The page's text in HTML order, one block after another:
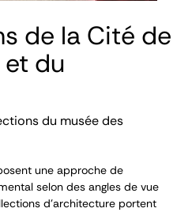
de la Cité de
du
du musée des
une approche de
selon des angles de vue
d’architecture portent